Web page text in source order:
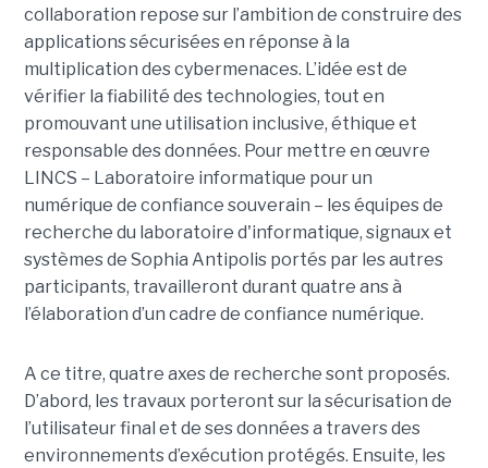
collaboration repose sur l’ambition de construire des
applications sécurisées en réponse à la
multiplication des cybermenaces. L’idée est de
vérifier la fiabilité des technologies, tout en
promouvant une utilisation inclusive, éthique et
responsable des données. Pour mettre en œuvre
LINCS – Laboratoire informatique pour un
numérique de confiance souverain – les équipes de
recherche du laboratoire d'informatique, signaux et
systèmes de Sophia Antipolis portés par les autres
participants, travailleront durant quatre ans à
l’élaboration d’un cadre de confiance numérique.
A ce titre, quatre axes de recherche sont proposés.
D’abord, les travaux porteront sur la sécurisation de
l’utilisateur final et de ses données a travers des
environnements d’exécution protégés. Ensuite, les